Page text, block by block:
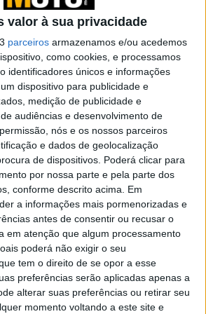
valor à sua privacidade
parceiros armazenamos e/ou acedemos
como cookies, e processamos
identificadores únicos e informações
dispositivo para publicidade e
medição de publicidade e
audiências e desenvolvimento de
nós e os nossos parceiros
e dados de geolocalização
de dispositivos. Poderá clicar para
por nossa parte e pela parte dos
conforme descrito acima. Em
a informações mais pormenorizadas e
antes de consentir ou recusar o
em atenção que algum processamento
poderá não exigir o seu
tem o direito de se opor a esse
preferências serão aplicadas apenas a
alterar suas preferências ou retirar seu
momento voltando a este site e
as suas vendas em 2021, a
duas Ninja H2 nos Estados Unidos
embora por encomenda e sob
específicas: a versão “de rua”
e a imponente Ninja H2R para as
placa), que desenvolve
cv em movimento graças ao Ram
cv parado).